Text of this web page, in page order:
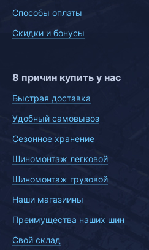
Способы оплаты
Скидки и бонусы
8 причин купить у нас
Быстрая доставка
Удобный самовывоз
Сезонное хранение
Шиномонтаж легковой
Шиномонтаж грузовой
Наши магазиины
Преимущества наших шин
Свой склад